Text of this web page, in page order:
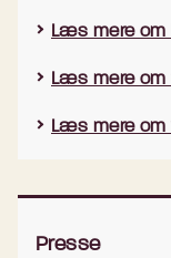
Læs mere
Læs mere
Læs mere
Presse